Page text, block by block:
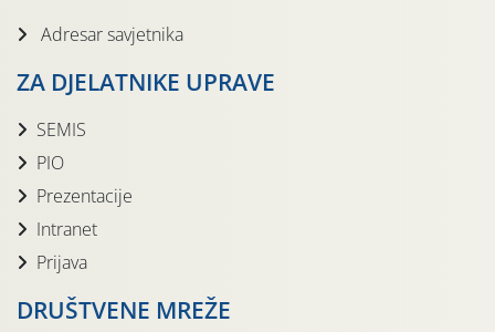
Adresar savjetnika
ZA DJELATNIKE UPRAVE
SEMIS
PIO
Prezentacije
Intranet
Prijava
DRUŠTVENE MREŽE